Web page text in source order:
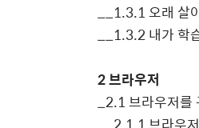
__1.3.1오래 살
__1.3.2내가 학
2브라우저
_2.1 브라우저를